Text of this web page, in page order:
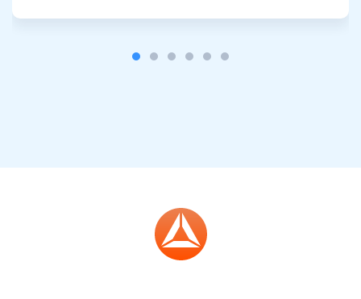
Seja o primeiro a receber as últimas atualizações do
projeto e guias de criptografia